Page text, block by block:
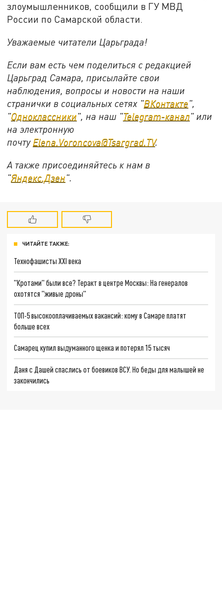
злоумышленников, сообщили в ГУ МВД
России по Самарской области.
Уважаемые читатели Царьграда!
Если вам есть чем поделиться с редакцией
Царьград Самара, присылайте свои
наблюдения, вопросы и новости на наши
странички в социальных сетях "ВКонтакте",
"Одноклассники", на наш "Telegram-канал" или
на электронную
почту Elena.Voroncova@Tsargrad.TV.
А также присоединяйтесь к нам в
"Яндекс.Дзен".
ЧИТАЙТЕ ТАКЖЕ:
Технофашисты XXI века
"Кротами" были все? Теракт в центре Москвы: На генералов
охотятся "живые дроны"
ТОП-5 высокооплачиваемых вакансий: кому в Самаре платят
больше всех
Самарец купил выдуманного щенка и потерял 15 тысяч
Даня с Дашей спаслись от боевиков ВСУ. Но беды для малышей не
закончились